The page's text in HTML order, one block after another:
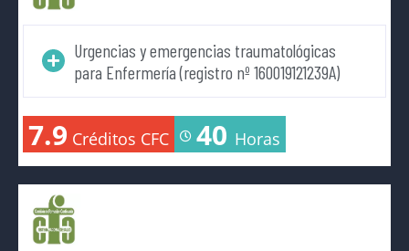
Urgencias y emergencias traumatológicas
para Enfermería (registro nº 160019121239A)
7.9 Créditos CFC 40 Horas